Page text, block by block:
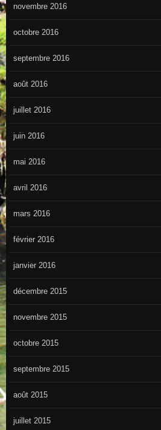
novembre 2016
octobre 2016
septembre 2016
août 2016
juillet 2016
juin 2016
mai 2016
avril 2016
mars 2016
février 2016
janvier 2016
décembre 2015
novembre 2015
octobre 2015
septembre 2015
août 2015
juillet 2015